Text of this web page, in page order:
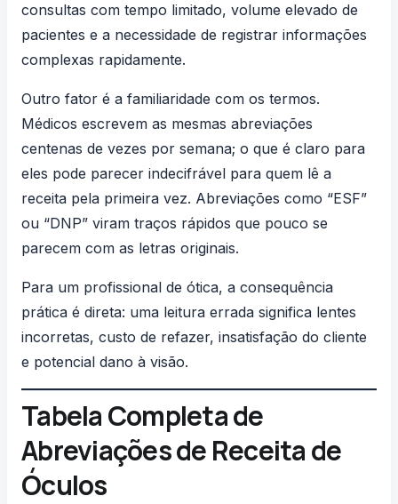
consultas com tempo limitado, volume elevado de
pacientes e a necessidade de registrar informações
complexas rapidamente.
Outro fator é a familiaridade com os termos.
Médicos escrevem as mesmas abreviações
centenas de vezes por semana; o que é claro para
eles pode parecer indecifrável para quem lê a
receita pela primeira vez. Abreviações como “ESF”
ou “DNP” viram traços rápidos que pouco se
parecem com as letras originais.
Para um profissional de ótica, a consequência
prática é direta: uma leitura errada significa lentes
incorretas, custo de refazer, insatisfação do cliente
e potencial dano à visão.
Tabela Completa de
Abreviações de Receita de
Óculos